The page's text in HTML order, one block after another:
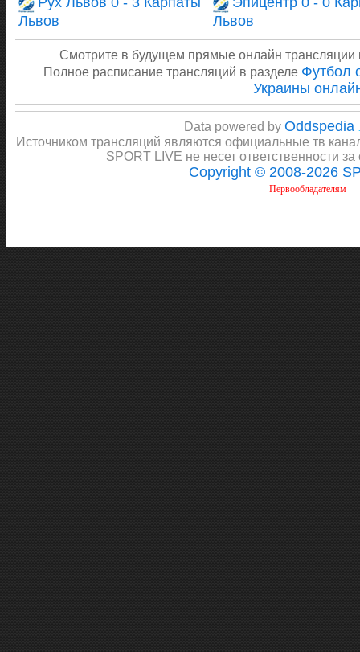
Львов
Львов
Смотрите в будущем прямые онлайн
Полное расписание трансляций в разделе Футбол
Украины
Data powered byOddspedia
Источником трансляций являются официальные тв
SPORT LIVE не несет ответственности
Copyright © 2008-2026
Первообладателям